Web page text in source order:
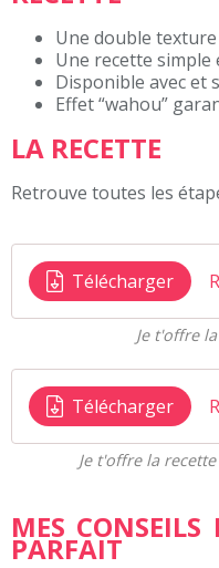
Une double
Une recette simple
Disponible avec et
Effet “wahou”
LA RECETTE
Retrouve toutes les
Télécharger
Je t'offre
Télécharger
Je t'offre la
MES
PARFAIT